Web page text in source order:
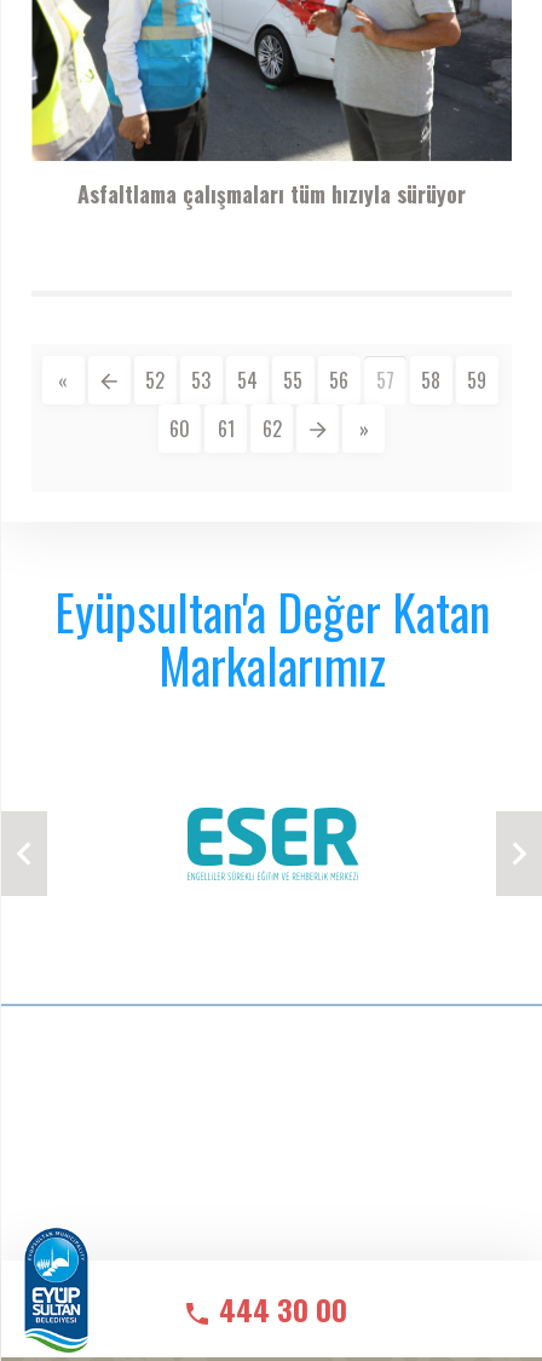
Asfaltlama çalışmaları tüm hızıyla sürüyor
« 52 53 54 55 56 57 58
59
60
61 62 »
Eyüpsultan'a Değer Katan
Markalarımız
444 30 00